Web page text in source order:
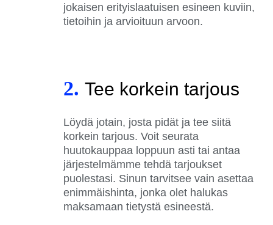
jokaisen erityislaatuisen esineen kuviin,
tietoihin ja arvioituun arvoon.
2. Tee korkein tarjous
Löydä jotain, josta pidät ja tee siitä
korkein tarjous. Voit seurata
huutokauppaa loppuun asti tai antaa
järjestelmämme tehdä tarjoukset
puolestasi. Sinun tarvitsee vain asettaa
enimmäishinta, jonka olet halukas
maksamaan tietystä esineestä.